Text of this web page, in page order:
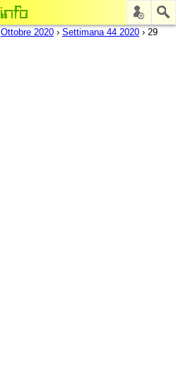
Ottobre 2020 › Settimana 44 2020 › 29